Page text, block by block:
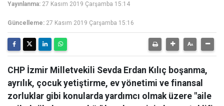
Yayınlanma: 27 Kasım 2019 Çarşamba 15:14
Güncelleme: 27 Kasım 2019 Çarşamba 15:16
CHP İzmir Milletvekili Sevda Erdan Kılıç boşanma,
ayrılık, çocuk yetiştirme, ev yönetimi ve finansal
zorluklar gibi konularda yardımcı olmak üzere "aile